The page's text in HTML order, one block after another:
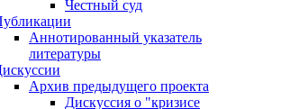
Честный суд
Аннотированный указатель
литературы
Архив предыдущего проекта
Дискуссия о "кризисе